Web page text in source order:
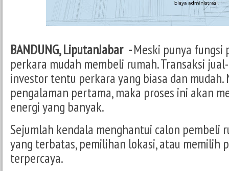
BANDUNG, LiputanJabar -Meski punya fungsi
perkara mudah membeli rumah. Transaksi
investor tentu perkara yang biasa dan
pengalaman pertama, maka proses ini akan
energi yang banyak.
Sejumlah kendala menghantui calon pembeli
yang terbatas, pemilihan lokasi, atau memilih
terpercaya.